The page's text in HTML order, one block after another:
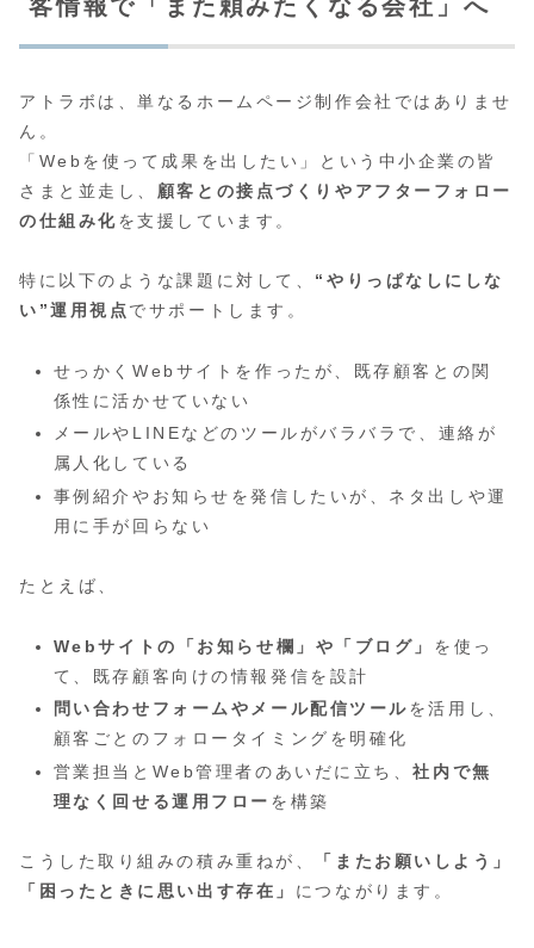
客情報で「また頼みたくなる会社」へ
アトラボは、単なるホームページ制作会社ではありませ
ん。
「Webを使って成果を出したい」という中小企業の皆
さまと並走し、 顧客との接点づくりやアフターフォロー
の仕組み化を支援しています。
特に以下のような課題に対して、 “やりっぱなしにしな
い”運用視点でサポートします。
せっかくWebサイトを作ったが、既存顧客との関
係性に活かせていない
メールやLINEなどのツールがバラバラで、連絡が
属人化している
事例紹介やお知らせを発信したいが、ネタ出しや運
用に手が回らない
たとえば、
Webサイトの「お知らせ欄」や「ブログ」 を使っ
て、既存顧客向けの情報発信を設計
問い合わせフォームやメール配信ツールを活用し、
顧客ごとのフォロータイミングを明確化
営業担当とWeb管理者のあいだに立ち、社内で無
理なく回せる運用フロー を構築
こうした取り組みの積み重ねが、
「またお願いしよう」
「困ったときに思い出す存在」 につながります。